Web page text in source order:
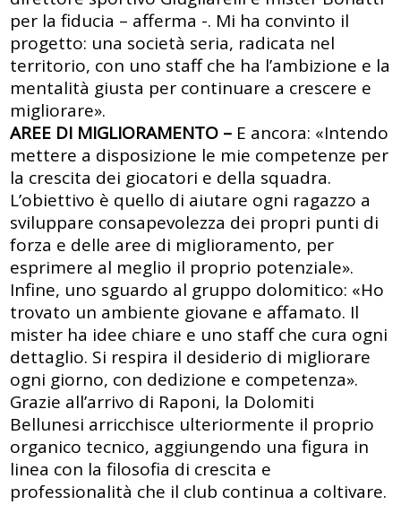
per la fiducia – afferma -. Mi ha convinto il
progetto: una società seria, radicata nel
territorio, con uno staff che ha l’ambizione e la
mentalità giusta per continuare a crescere e
migliorare».
AREE DI MIGLIORAMENTO – E ancora: «Intendo
mettere a disposizione le mie competenze per
la crescita dei giocatori e della squadra.
L’obiettivo è quello di aiutare ogni ragazzo a
sviluppare consapevolezza dei propri punti di
forza e delle aree di miglioramento, per
esprimere al meglio il proprio potenziale».
Infine, uno sguardo al gruppo dolomitico: «Ho
trovato un ambiente giovane e affamato. Il
mister ha idee chiare e uno staff che cura ogni
dettaglio. Si respira il desiderio di migliorare
ogni giorno, con dedizione e competenza».
Grazie all’arrivo di Raponi, la Dolomiti
Bellunesi arricchisce ulteriormente il proprio
organico tecnico, aggiungendo una figura in
linea con la filosofia di crescita e
professionalità che il club continua a coltivare.